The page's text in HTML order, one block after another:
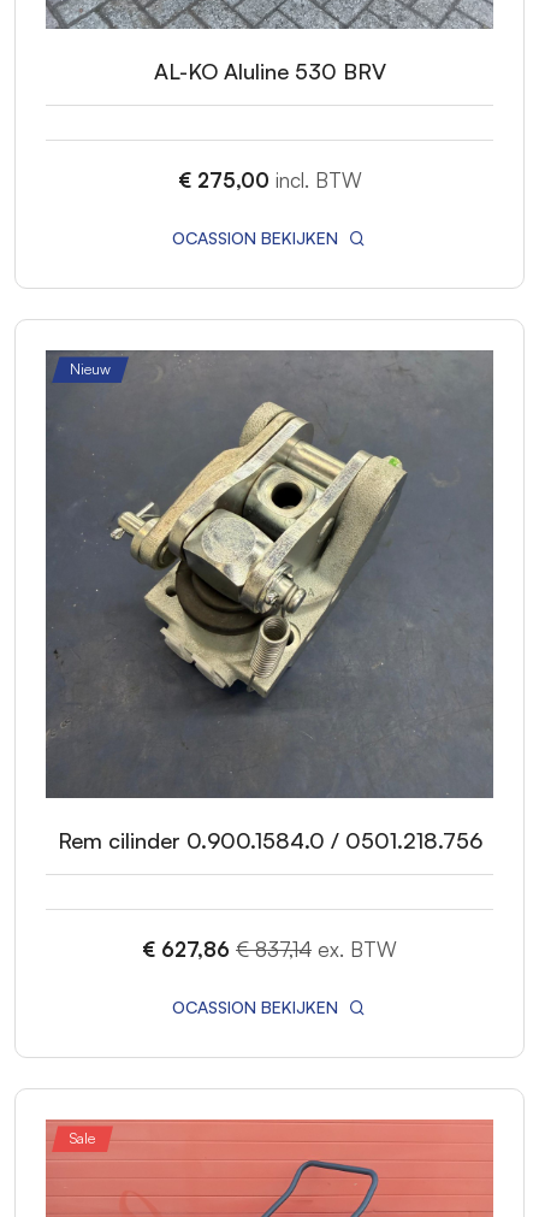
AL-KO Aluline 530 BRV
€ 275,00 incl. BTW
OCASSION BEKIJKEN
Nieuw
Rem cilinder 0.900.1584.0 / 0501.218.756
€ 627,86 € 837,14 ex. BTW
OCASSION BEKIJKEN
Sale